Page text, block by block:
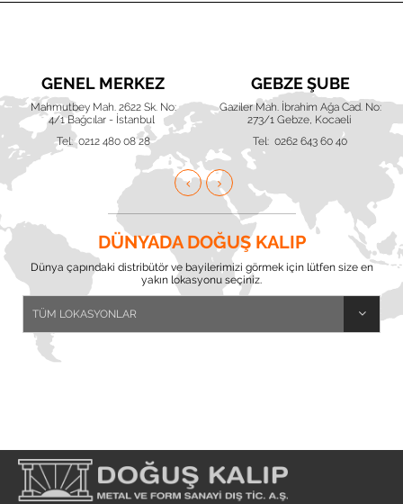
GENEL MERKEZ
Mahmutbey Mah. 2622 Sk. No:
4/1 Bağcılar - İstanbul
Tel: 0212 480 08 28
GEBZE ŞUBE
Gaziler Mah. İbrahim Ağa Cad. No:
273/1 Gebze, Kocaeli
Tel: 0262 643 60 40
DÜNYADA DOĞUŞ KALIP
Dünya çapındaki distribütör ve bayilerimizi görmek için lütfen size en
yakın lokasyonu seçiniz.